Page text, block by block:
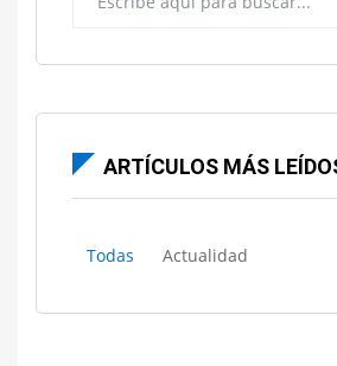
consultas a abogados de
ARTÍCULOS MÁS
Todas Actualidad